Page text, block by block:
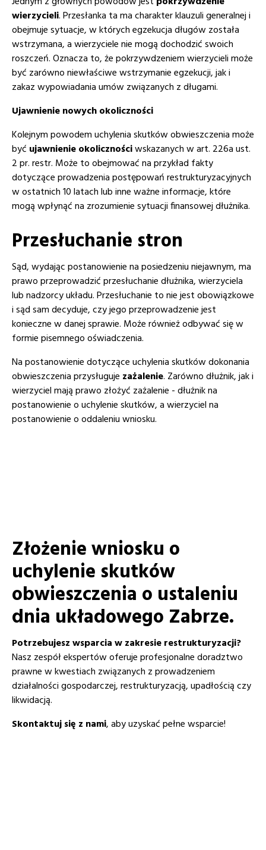
wierzycieli. Przesłanka ta ma charakter klauzuli generalnej i
obejmuje sytuacje, w których egzekucja długów została
wstrzymana, a wierzyciele nie mogą dochodzić swoich
roszczeń. Oznacza to, że pokrzywdzeniem wierzycieli może
być zarówno niewłaściwe wstrzymanie egzekucji, jak i
zakaz wypowiadania umów związanych z długami.
Ujawnienie nowych okoliczności
Kolejnym powodem uchylenia skutków obwieszczenia może
być ujawnienie okolicznościwskazanych w art. 226a ust.
2 pr. restr. Może to obejmować na przykład fakty
dotyczące prowadzenia postępowań restrukturyzacyjnych
w ostatnich 10 latach lub inne ważne informacje, które
mogą wpłynąć na zrozumienie sytuacji finansowej dłużnika.
Przesłuchanie stron
Sąd, wydając postanowienie na posiedzeniu niejawnym, ma
prawo przeprowadzić przesłuchanie dłużnika, wierzyciela
lub nadzorcy układu. Przesłuchanie to nie jest obowiązkowe
i sąd sam decyduje, czy jego przeprowadzenie jest
konieczne w danej sprawie. Może również odbywać się w
formie pisemnego oświadczenia.
Na postanowienie dotyczące uchylenia skutków dokonania
obwieszczenia przysługuje zażalenie. Zarówno dłużnik, jak i
wierzyciel mają prawo złożyć zażalenie - dłużnik na
postanowienie o uchylenie skutków, a wierzyciel na
postanowienie o oddaleniu wniosku.
Złożenie wniosku o
uchylenie skutków
obwieszczenia o ustaleniu
dnia układowego Zabrze.
Potrzebujesz wsparcia w zakresie restrukturyzacji?
Nasz zespół ekspertów oferuje profesjonalne doradztwo
prawne w kwestiach związanych z prowadzeniem
działalności gospodarczej, restrukturyzacją, upadłością czy
likwidacją.
Skontaktuj się z nami, aby uzyskać pełne wsparcie!